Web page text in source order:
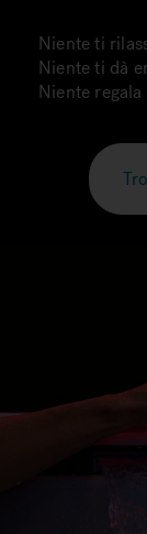
Niente ti
Niente ti dà
Niente